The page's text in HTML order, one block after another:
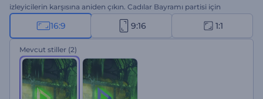
izleyicilerin karşısına aniden çıkın. Cadılar Bayramı partisi için
davetlilerin ödünü koparan bir video hazırlamak, YouTube kanalına
korkunç bir jenerik eklemek ya da müthiş bir Halloween mesajı
vermek istiyorsanız, insanların rüyalarına girecek videolar hazırlama
gücü parmaklarınızın ucunda. İzleyicilerin korkudan tırnaklarını
yemesi için kreatif yazılar girin, logonuzu yükleyin ve ürpertici bir
arkaplan müziği ekleyin. Herkesi korkutun!
16:9 9:16 1:1
Mevcut stiller (2)